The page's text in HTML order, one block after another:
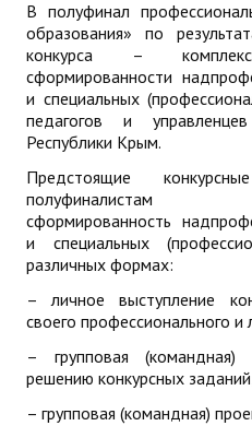
Советуем прочитать
Готовимся к новому
ДПО
Повышение квалификации
КОНТАКТЫ
В полуфинал
образования» по
конкурса –
сформированности
и специальных
педагогов и
Республики Крым.
Предстоящие
полуфиналистам
сформированность
и специальных
различных формах:
– личное выступление
своего профессионального и
– групповая
решению конкурсных
– групповая (командная)